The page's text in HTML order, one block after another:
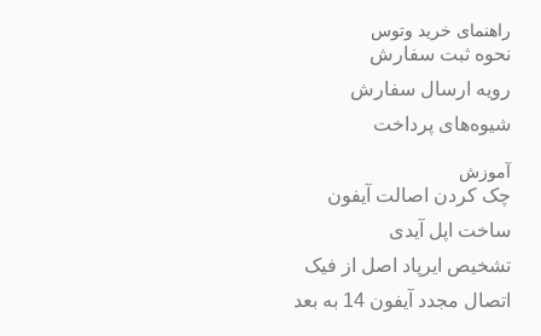
راهنمای خرید وتوس
نحوه ثبت سفارش
رویه ارسال سفارش
شیوه‌های پرداخت
آموزش
چک کردن اصالت آیفون
ساخت اپل آیدی
تشخیص ایرپاد اصل از فیک
اتصال مجدد آیفون 14 به بعد